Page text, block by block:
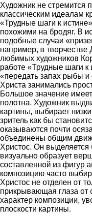
Художник не стремится
классическим идеалам
«Трудные шаги к
похожими на бродяг. В
подобные случаи
например, в творчестве
любимых художников
работе «Трудные шаги
«передать запах рыбы и
Христа занимались
Большое значение
полотна. Художник
картины, выбирает
зритель как бы
оказываются почти
объединены общим
Христос. Он выделяется
визуально образует
составленной из фигур
композицию часто
Христос не отделен от
прикрывающая глаза от
характер композиции,
плоскости картины.